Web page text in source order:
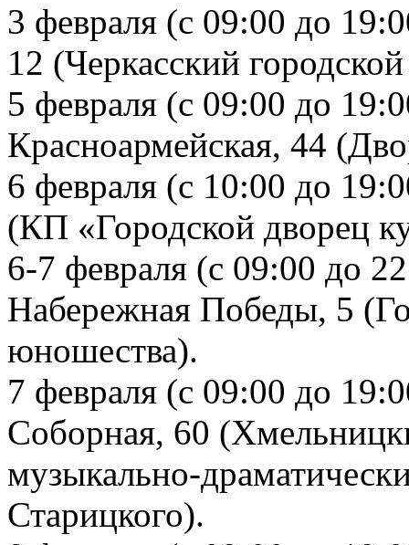
3 февраля (с 09:00 до
12 (Черкасский
5 февраля (с 09:00 до
Красноармейская, 44
6 февраля (с 10:00 до
(КП «Городской дворец
6-7 февраля (с 09:00 до
Набережная Победы, 5
юношества).
7 февраля (с 09:00 до
Соборная, 60
музыкально-
Старицкого).